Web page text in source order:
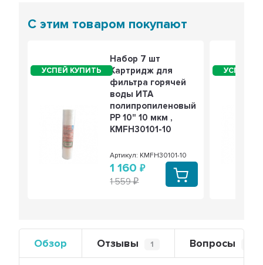
С этим товаром покупают
Набор 7 шт
Картридж для
фильтра горячей
воды ИТА
полипропиленовый
PP 10" 10 мкм ,
KMFH30101-10
Артикул: KMFH30101-10
1 160
1 559
Обзор Отзывы 1 Вопросы